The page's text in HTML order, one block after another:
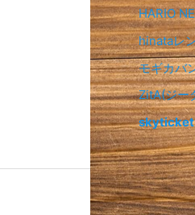
HARIO
hinataレ
モギカバ
ZitA(ジー
skyticket